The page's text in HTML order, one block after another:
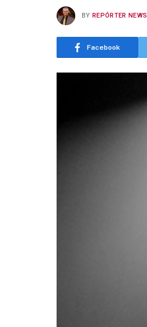
BY REPÓRTER NEWS
Facebook